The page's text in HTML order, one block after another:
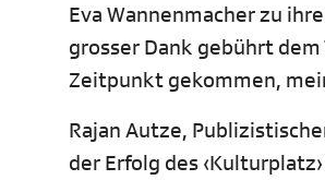
Eva Wannenmacher zu
grosser Dank gebührt
Zeitpunkt gekommen,
Rajan Autze,
der Erfolg des